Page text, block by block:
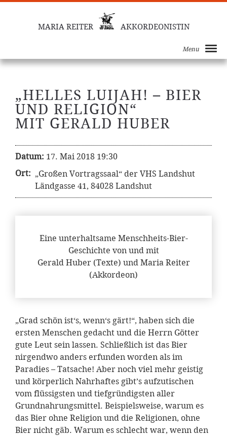
MARIA REITER AKKORDEONISTIN
Menu
„HELLES LUIJAH! – BIER
UND RELIGION“
MIT GERALD HUBER
Datum: 17. Mai 2018 19:30
Ort: „Großen Vortragssaal“ der VHS Landshut
Ländgasse 41, 84028 Landshut
Eine unterhaltsame Menschheits-Bier-
Geschichte von und mit
Gerald Huber (Texte) und Maria Reiter
(Akkordeon)
„Grad schön ist‘s, wenn‘s gärt!“, haben sich die
ersten Menschen gedacht und die Herrn Götter
gute Leut sein lassen. Schließlich ist das Bier
nirgendwo anders erfunden worden als im
Paradies – Tatsache! Aber noch viel mehr geistig
und körperlich Nahrhaftes gibt’s aufzutischen
vom flüssigsten und tiefgründigsten aller
Grundnahrungsmittel. Beispielsweise, warum es
das Bier ohne Religion und die Religionen, ohne
Bier nicht gäb. Warum es schlecht war, wenn den